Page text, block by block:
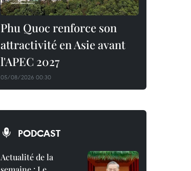
Phu Quoc renforce son
attractivité en Asie avant
l'APEC 2027
05/08/2026 00:30
PODCAST
Actualité de la